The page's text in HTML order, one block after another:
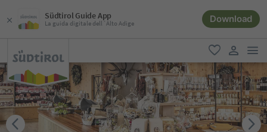
Südtirol Guide App
La guida digitale dell´Alto Adige Download
favoriti
user link